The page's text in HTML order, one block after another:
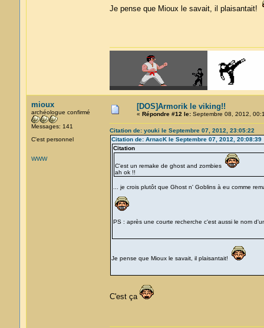
Je pense que Mioux le savait, il plaisantait!
mioux
archéologue confirmé
Messages: 141
C'est personnel
WWW
[DOS]Armorik le viking!!
« Répondre #12 le:Septembre 08, 2012,
Citation de: youki le Septembre 07, 2012, 23:05:22
Citation de: ArnacK le Septembre 07, 2012, 20:08:39
Citation
C'est un remake de ghost and zombies
ah ok !!
... je crois plutôt que Ghost n' Goblins à eu comme
PS : après une courte recherche c'est aussi le nom
Je pense que Mioux le savait, il plaisantait!
C'est ça